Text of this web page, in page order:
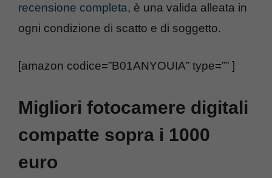
recensione completa, è una valida alleata in
ogni condizione di scatto e di soggetto.
[amazon codice=”B01ANYOUIA” type=”” ]
Migliori fotocamere digitali
compatte sopra i 1000
euro